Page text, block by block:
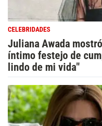
CELEBRIDADES
Juliana Awada
íntimo festejo de
lindo de mi vida"